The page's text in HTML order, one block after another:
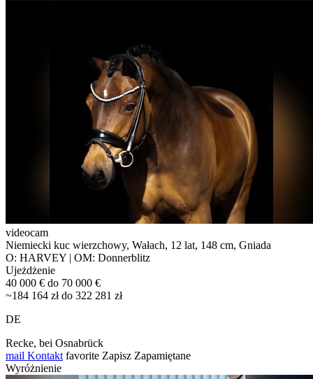
videocam
Niemiecki kuc wierzchowy, Wałach, 12 lat, 148 cm, Gniada
O: HARVEY | OM: Donnerblitz
Ujeżdżenie
40 000 € do 70 000 €
~184 164 zł do 322 281 zł
DE
Recke, bei Osnabrück
mail Kontakt favorite Zapisz Zapamiętane
Wyróżnienie